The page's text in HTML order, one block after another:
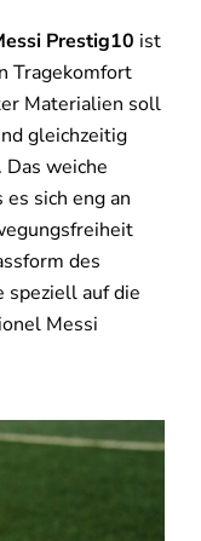
Prestig10 ist
Tragekomfort
Materialien soll
gleichzeitig
weiche
sich eng an
des
speziell auf die
Messi